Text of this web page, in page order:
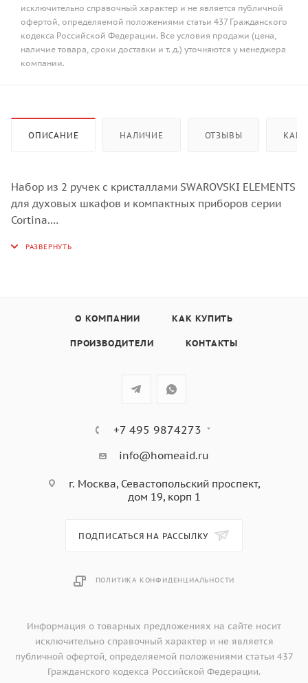
исключительно справочный характер и не является публичной
офертой, определяемой положениями статьи 437 Гражданского
кодекса Российской Федерации. Все условия продажи (цена,
наличие товара, сроки доставки и т. д.) уточняются у менеджера
компании.
ОПИСАНИЕ НАЛИЧИЕ ОТЗЫВЫ КАК
Набор из 2 ручек с кристаллами SWAROVSKI ELEMENTS
для духовых шкафов и компактных приборов серии
Cortina.
О КОМПАНИИ КАК КУПИТЬ
ПРОИЗВОДИТЕЛИ КОНТАКТЫ
+7 495 9874273
info@homeaid.ru
г. Москва, Севастопольский проспект,
дом 19, корп 1
ПОДПИСАТЬСЯ НА РАССЫЛКУ
ПОЛИТИКА КОНФИДЕНЦИАЛЬНОСТИ
Информация о товарных предложениях на сайте носит
исключительно справочный характер и не является
публичной офертой, определяемой положениями статьи 437
Гражданского кодекса Российской Федерации.